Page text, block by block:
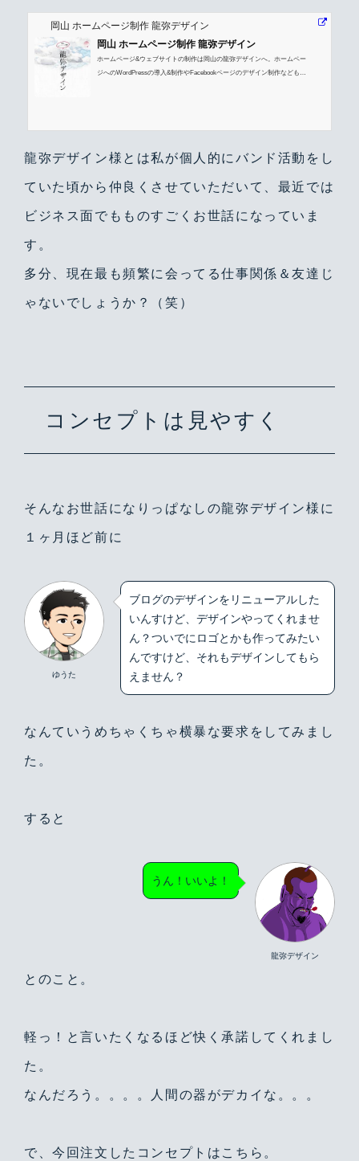
岡山 ホームページ制作 龍弥デザイン
岡山 ホームページ制作 龍弥デザイン
ホームページ&ウェブサイトの制作は岡山の龍弥デザインへ。ホームペー
ジへのWordPressの導入&制作やFacebookページのデザイン制作なども承
龍弥デザイン様とは私が個人的にバンド活動をし
ていた頃から仲良くさせていただいて、最近では
ビジネス面でもものすごくお世話になっていま
す。
多分、現在最も頻繁に会ってる仕事関係＆友達じ
ゃないでしょうか？（笑）
コンセプトは見やすく
そんなお世話になりっぱなしの龍弥デザイン様に
１ヶ月ほど前に
ゆうた
ブログのデザインをリニューアルした
いんすけど、デザインやってくれませ
ん？ついでにロゴとかも作ってみたい
んですけど、それもデザインしてもら
えません？
なんていうめちゃくちゃ横暴な要求をしてみまし
た。
すると
龍弥デザイン
うん！いいよ！
とのこと。
軽っ！と言いたくなるほど快く承諾してくれまし
た。
なんだろう。。。。人間の器がデカイな。。。
で、今回注文したコンセプトはこちら。